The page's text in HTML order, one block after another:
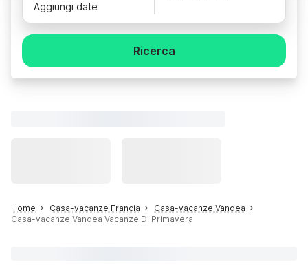
Aggiungi date
Ricerca
Home Casa-vacanze Francia
Casa-vacanze Vandea
Casa-vacanze Vandea Vacanze Di Primavera